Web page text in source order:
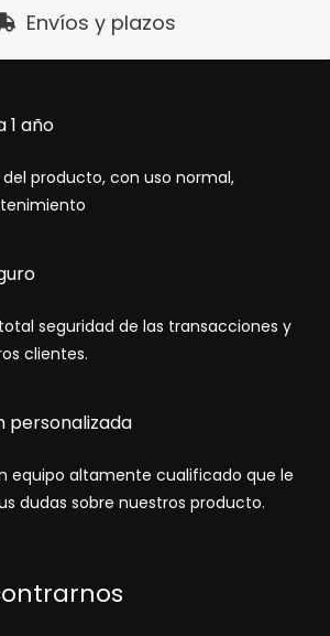
Envíos y plazos
1 año
producto, con uso normal,
seguridad de las transacciones y
clientes.
personalizada
equipo altamente cualificado que le
dudas sobre nuestros producto.